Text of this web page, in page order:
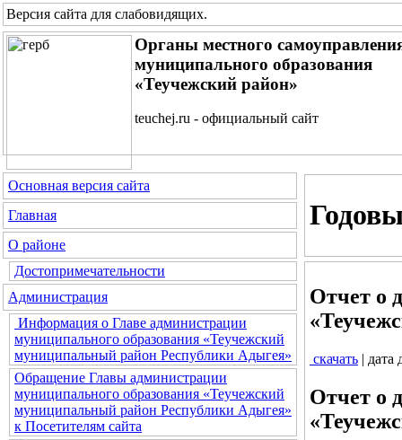
Версия сайта для слабовидящих.
Органы местного
муниципального образования
«Теучежский район»
teuchej.ru - официальный сайт
Основная версия сайта
Главная
О районе
Достопримечательности
Администрация
Информация о Главе администрации
муниципального образования «Теучежский
муниципальный район Республики Адыгея»
Обращение Главы администрации
муниципального образования «Теучежский
муниципальный район Республики Адыгея»
к Посетителям сайта
Отчет о
скачать | дата
Отчет о